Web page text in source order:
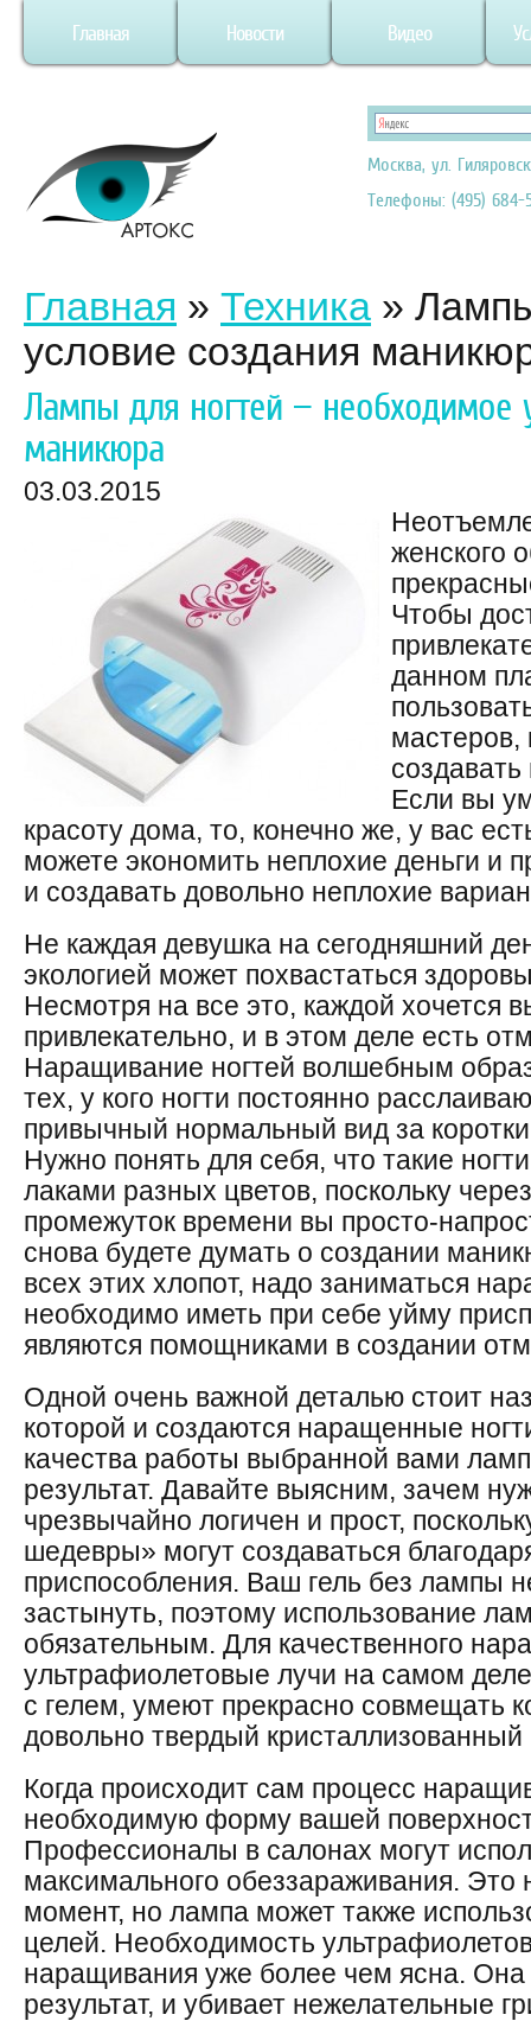
Главная Новости Видео
Москва, ул.
Телефоны: (495) 684-
Главная » Техника »
условие создания
Лампы для ногтей — необходимое
маникюра
03.03.2015
женского
Чтобы
данном
мастеров,
Если вы
красоту дома, то, конечно же, у вас
можете экономить неплохие деньги и
и создавать довольно неплохие
Не каждая девушка на сегодняшний
экологией может похвастаться
Несмотря на все это, каждой хочется
привлекательно, и в этом деле есть
Наращивание ногтей волшебным
тех, у кого ногти постоянно
привычный нормальный вид за
Нужно понять для себя, что такие
лаками разных цветов, поскольку
промежуток времени вы просто-
снова будете думать о создании
всех этих хлопот, надо заниматься
необходимо иметь при себе уйму
являются помощниками в создании
Одной очень важной деталью стоит
которой и создаются наращенные
качества работы выбранной вами
результат. Давайте выясним, зачем
чрезвычайно логичен и прост,
шедевры» могут создаваться
приспособления. Ваш гель без лампы
застынуть, поэтому использование
обязательным. Для качественного
ультрафиолетовые лучи на самом
с гелем, умеют прекрасно совмещать
довольно твердый
Когда происходит сам процесс
необходимую форму вашей
Профессионалы в салонах могут
максимального обеззараживания.
момент, но лампа может также
целей. Необходимость
наращивания уже более чем ясна. Она
результат, и убивает нежелательные